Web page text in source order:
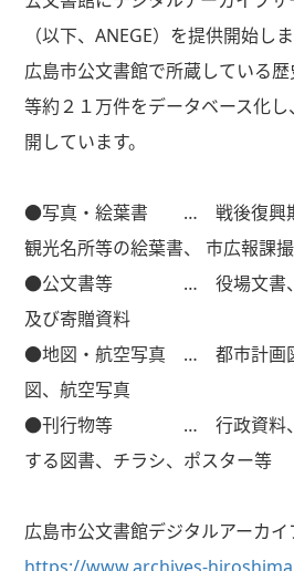
（以下、 ANEGE）を提供開始しま
広島市公文書館で所蔵している
等約２１万件をデータベース化
開しています。
●写真・絵葉書 … 戦後復興期
観光名所等の絵葉書、 市広報課
●公文書等 … 役場文書、他
及び寄贈資料
●地図・航空写真 … 都市計画
図、航空写真
●刊行物等 … 行政資料
する図書、チラシ、ポスター等
広島市公文書館デジタルアーカイ